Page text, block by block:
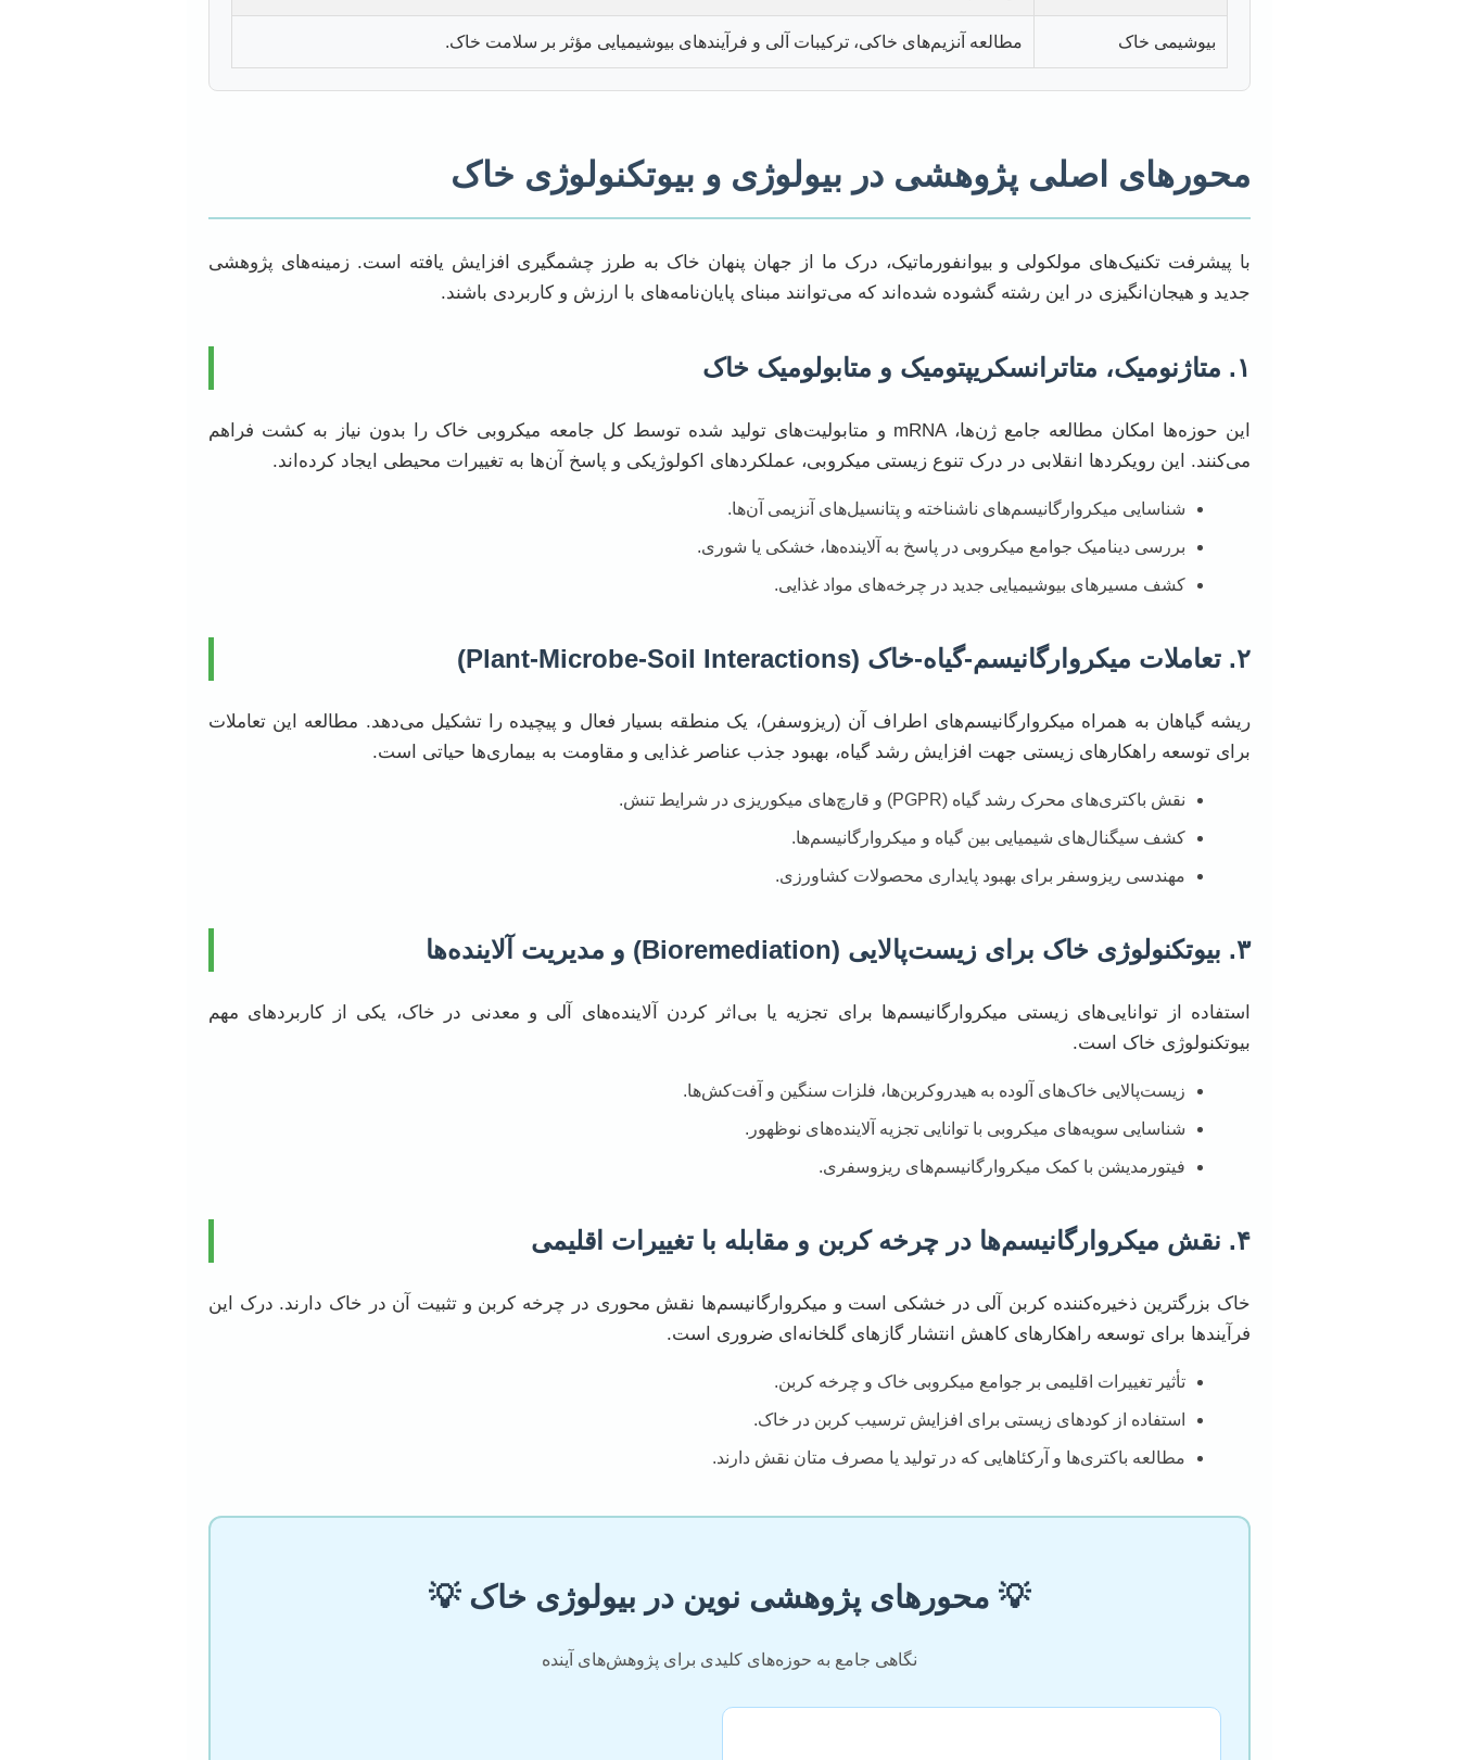
بیوشیمی خاک مطالعه آنزیم‌های خاکی، ترکیبات آلی و فرآیندهای بیوشیمیایی مؤثر بر سلامت خاک.
محورهای اصلی پژوهشی در بیولوژی و بیوتکنولوژی خاک
با پیشرفت تکنیک‌های مولکولی و بیوانفورماتیک، درک ما از جهان پنهان خاک به طرز چشمگیری افزایش یافته است. زمینه‌های پژوهشی
جدید و هیجان‌انگیزی در این رشته گشوده شده‌اند که می‌توانند مبنای پایان‌نامه‌های با ارزش و کاربردی باشند.
۱. متاژنومیک، متاترانسکریپتومیک و متابولومیک خاک
این حوزه‌ها امکان مطالعه جامع ژن‌ها، mRNA و متابولیت‌های تولید شده توسط کل جامعه میکروبی خاک را بدون نیاز به کشت فراهم
می‌کنند. این رویکردها انقلابی در درک تنوع زیستی میکروبی، عملکردهای اکولوژیکی و پاسخ آن‌ها به تغییرات محیطی ایجاد کرده‌اند.
شناسایی میکروارگانیسم‌های ناشناخته و پتانسیل‌های آنزیمی آن‌ها.
بررسی دینامیک جوامع میکروبی در پاسخ به آلاینده‌ها، خشکی یا شوری.
کشف مسیرهای بیوشیمیایی جدید در چرخه‌های مواد غذایی.
۲. تعاملات میکروارگانیسم-گیاه-خاک (Plant-Microbe-Soil Interactions)
ریشه گیاهان به همراه میکروارگانیسم‌های اطراف آن (ریزوسفر)، یک منطقه بسیار فعال و پیچیده را تشکیل می‌دهد. مطالعه این تعاملات
برای توسعه راهکارهای زیستی جهت افزایش رشد گیاه، بهبود جذب عناصر غذایی و مقاومت به بیماری‌ها حیاتی است.
نقش باکتری‌های محرک رشد گیاه (PGPR) و قارچ‌های میکوریزی در شرایط تنش.
کشف سیگنال‌های شیمیایی بین گیاه و میکروارگانیسم‌ها.
مهندسی ریزوسفر برای بهبود پایداری محصولات کشاورزی.
۳. بیوتکنولوژی خاک برای زیست‌پالایی (Bioremediation) و مدیریت آلاینده‌ها
استفاده از توانایی‌های زیستی میکروارگانیسم‌ها برای تجزیه یا بی‌اثر کردن آلاینده‌های آلی و معدنی در خاک، یکی از کاربردهای مهم
بیوتکنولوژی خاک است.
زیست‌پالایی خاک‌های آلوده به هیدروکربن‌ها، فلزات سنگین و آفت‌کش‌ها.
شناسایی سویه‌های میکروبی با توانایی تجزیه آلاینده‌های نوظهور.
فیتورمدیشن با کمک میکروارگانیسم‌های ریزوسفری.
۴. نقش میکروارگانیسم‌ها در چرخه کربن و مقابله با تغییرات اقلیمی
خاک بزرگترین ذخیره‌کننده کربن آلی در خشکی است و میکروارگانیسم‌ها نقش محوری در چرخه کربن و تثبیت آن در خاک دارند. درک این
فرآیندها برای توسعه راهکارهای کاهش انتشار گازهای گلخانه‌ای ضروری است.
تأثیر تغییرات اقلیمی بر جوامع میکروبی خاک و چرخه کربن.
استفاده از کودهای زیستی برای افزایش ترسیب کربن در خاک.
مطالعه باکتری‌ها و آرکئاهایی که در تولید یا مصرف متان نقش دارند.
💡 محورهای پژوهشی نوین در بیولوژی خاک 💡
نگاهی جامع به حوزه‌های کلیدی برای پژوهش‌های آینده